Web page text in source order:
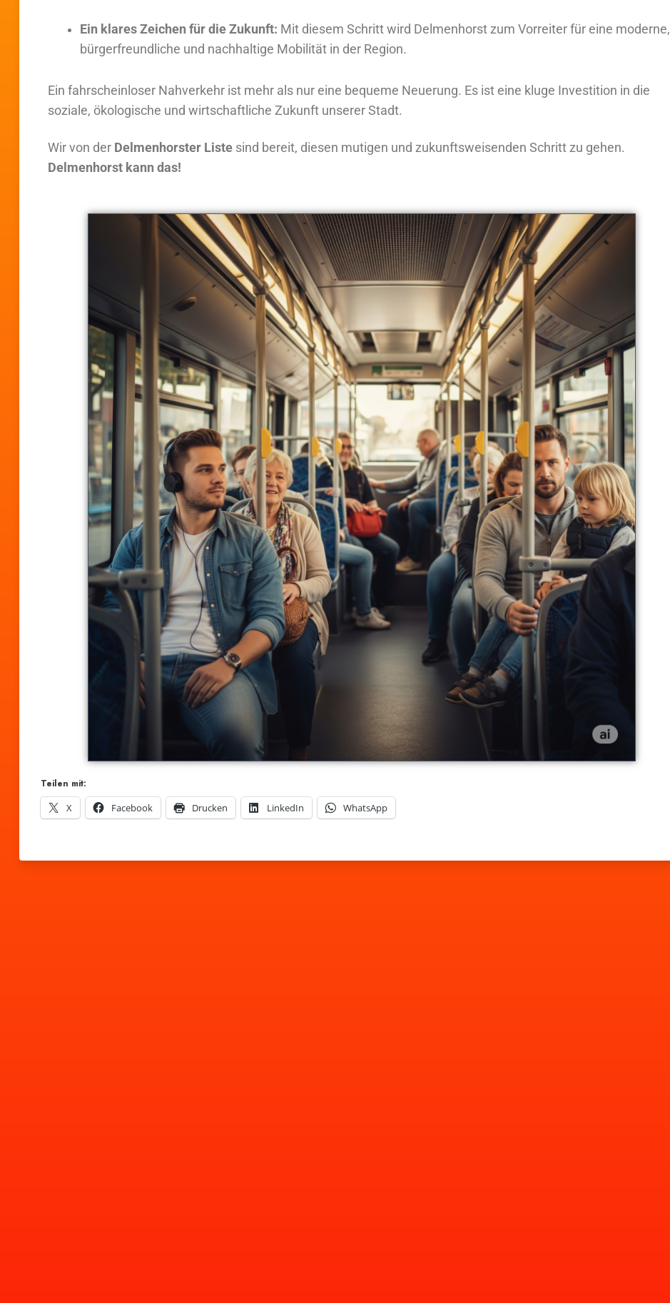
Ein klares Zeichen für die Zukunft: Mit diesem Schritt wird Delmenhorst zum Vorreiter für eine moderne,
bürgerfreundliche und nachhaltige Mobilität in der Region.
Ein fahrscheinloser Nahverkehr ist mehr als nur eine bequeme Neuerung. Es ist eine kluge Investition in die
soziale, ökologische und wirtschaftliche Zukunft unserer Stadt.
Wir von der Delmenhorster Liste sind bereit, diesen mutigen und zukunftsweisenden Schritt zu gehen.
Delmenhorst kann das!
Teilen mit:
X
Facebook Drucken LinkedIn WhatsApp